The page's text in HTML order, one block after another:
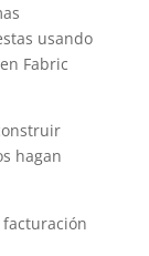
usando
Fabric
hagan
facturación